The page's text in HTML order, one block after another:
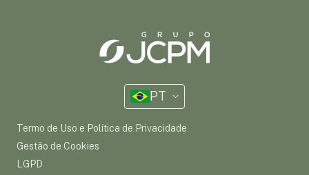
PT
Termo de Uso e Política de Privacidade
Gestão de Cookies
LGPD